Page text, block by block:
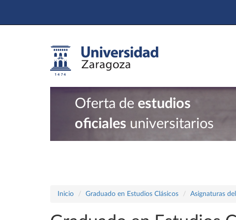
Oferta de estudios
oficiales universitarios
Inicio Graduado en Estudios Clásicos Asignaturas